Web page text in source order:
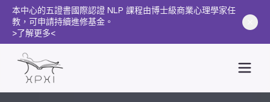
本中心的五證書國際認證 NLP 課程由博士級商業心理學家任
教，可申請持續進修基金。
>了解更多<